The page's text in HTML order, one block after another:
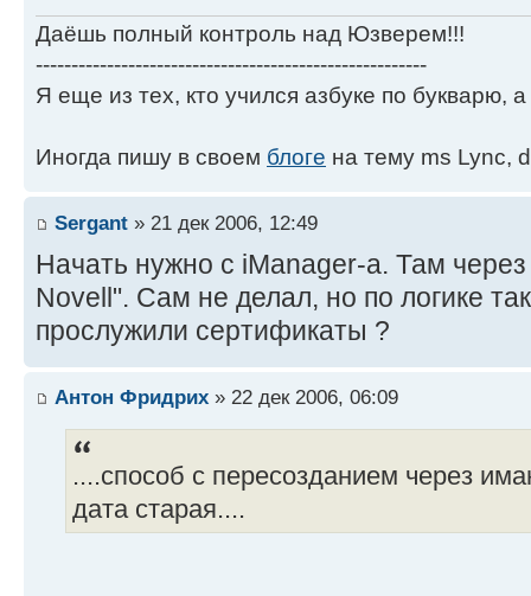
Даёшь полный контроль над Юзверем!!!
-------------------------------------------------------
Я еще из тех, кто учился азбуке по букварю,
Иногда пишу в своем блоге на тему ms Lync,
Sergant » 21 дек 2006, 12:49
Начать нужно с iManager-а. Там
Novell". Сам не делал, но по логике
прослужили сертификаты ?
Антон Фридрих » 22 дек 2006, 06:09
....способ с пересозданием через
дата старая....